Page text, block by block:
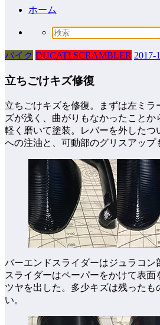
ホーム
バイク DUCATI SCRAMBLER 2017-
立ちごけキズ修復
立ちごけキズを修復。まずは左ミラ
ズが浅く、曲がりもなかったことか
軽く磨いて塗装。レバーを外したつ
への注油と、可動部のグリスアップ
バーエンドスライダーはジュラコン
スライダーはペーパーをかけて表
ツヤを出した。多少キズは残ったも
い。